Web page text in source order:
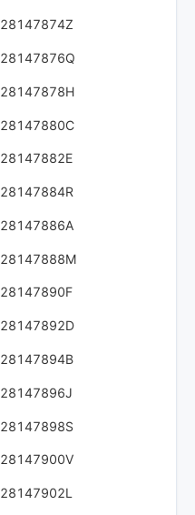
28147874Z
28147876Q
28147878H
28147880C
28147882E
28147884R
28147886A
28147888M
28147890F
28147892D
28147894B
28147896J
28147898S
28147900V
28147902L